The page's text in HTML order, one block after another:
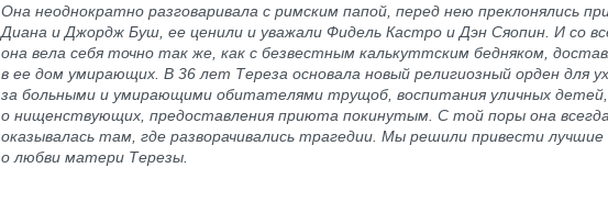
Она неоднократно разговаривала с римским папой, перед нею преклонялись
Диана и Джордж Буш, ее ценили и уважали Фидель Кастро и Дэн Сяопин. И со
она вела себя точно так же, как с безвестным калькуттским бедняком,
в ее дом умирающих. В 36 лет Тереза основала новый религиозный орден для
за больными и умирающими обитателями трущоб, воспитания уличных
о нищенствующих, предоставления приюта покинутым. С той поры она всегда
оказывалась там, где разворачивались трагедии. Мы решили привести
о любви матери Терезы.